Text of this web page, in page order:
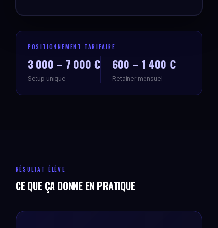
POSITIONNEMENT TARIFAIRE
3 000 – 7 000 €
Setup unique
600 – 1 400 €
Retainer mensuel
RÉSULTAT ÉLÈVE
CE QUE ÇA DONNE EN PRATIQUE